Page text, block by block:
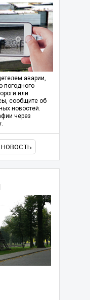
аварии,
погодного
или
сообщите об
новостей.
через